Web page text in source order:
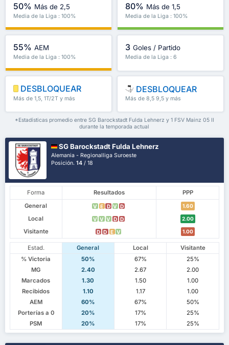
50% Más de 2,5
Media de la Liga : 100%
80% Más de 1,5
Media de la Liga : 100%
55% AEM
Media de la Liga : 100%
3 Goles / Partido
Media de la Liga : 6
DESBLOQUEAR
Más de 1,5, 1T/2T y más
DESBLOQUEAR
Más de 8,5 9,5 y más
*Estadísticas promedio entre SG Barockstadt Fulda Lehnerz y 1 FSV Mainz 05 II
durante la temporada actual
SG Barockstadt Fulda Lehnerz
Alemania - Regionalliga Suroeste
Posición.14 / 18
Forma Resultados
PPP
General
V E D V D 1.60
Local V V V D D 2.00
Visitante D D E V 1.00
Estad. General Local
Visitante
% Victoria
50% 67%
25%
MG
2.40 2.67
2.00
Marcados
1.30 1.50
1.00
Recibidos
1.10 1.17
1.00
AEM
60% 67%
50%
Porterías a 0
20% 17%
25%
PSM
20% 17% 25%